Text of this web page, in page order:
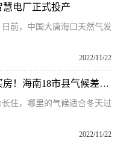
电厂正式投产
前，中国大唐海口天然气发
2022/11/22
没搞清楚这一点，千万别来海南买房！海南18市县气候差异讲解
住，哪里的气候适合冬天过
2022/11/22